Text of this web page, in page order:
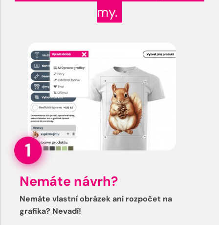
my.
Nemáte návrh?
Nemáte vlastní obrázek ani rozpočet na
grafika? Nevadí!